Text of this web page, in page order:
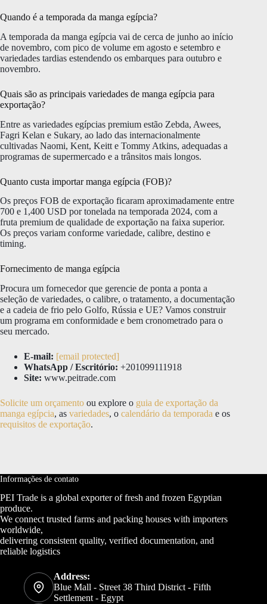
Quando é a temporada da manga egípcia?
A temporada da manga egípcia vai de cerca de junho ao início
de novembro, com pico de volume em agosto e setembro e
variedades tardias estendendo os embarques para outubro e
novembro.
Quais são as principais variedades de manga egípcia para
exportação?
Entre as variedades egípcias premium estão Zebda, Awees,
Fagri Kelan e Sukary, ao lado das internacionalmente
cultivadas Naomi, Kent, Keitt e Tommy Atkins, adequadas a
programas de supermercado e a trânsitos mais longos.
Quanto custa importar manga egípcia (FOB)?
Os preços FOB de exportação ficaram aproximadamente entre
700 e 1,400 USD por tonelada na temporada 2024, com a
fruta premium de qualidade de exportação na faixa superior.
Os preços variam conforme variedade, calibre, destino e
timing.
Fornecimento de manga egípcia
Procura um fornecedor que gerencie de ponta a ponta a
seleção de variedades, o calibre, o tratamento, a documentação
e a cadeia de frio pelo Golfo, Rússia e UE? Vamos construir
um programa em conformidade e bem cronometrado para o
seu mercado.
E-mail: [email protected]
WhatsApp / Escritório: +201099111918
Site: www.peitrade.com
Solicite um orçamento ou explore o guia de exportação da
manga egípcia, as variedades, o calendário da temporada e os
requisitos de exportação.
Informações de contato
PEI Trade is a global exporter of fresh and frozen Egyptian
produce.
We connect trusted farms and packing houses with importers
worldwide,
delivering consistent quality, verified documentation, and
reliable logistics
Address:
Blue Mall - Street 38 Third District - Fifth
Settlement - Egypt